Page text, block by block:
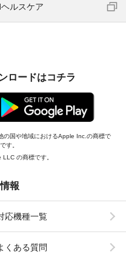
ルスケア
ロードはコチラ
の国や地域におけるApple Inc.の商標で
す。
の商標です。
報
応機種一覧
くある質問